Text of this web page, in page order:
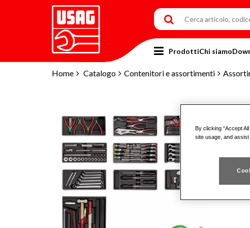
Home Catalogo Contenitori e assortimenti
ProdottiChi siamo
By clicking “Accept
site usage, and assist